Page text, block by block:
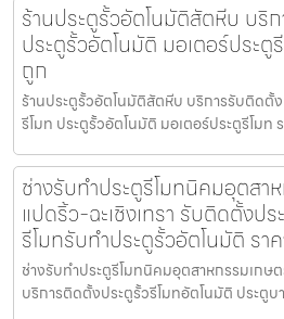
ร้านประตูรั้วอัตโนมัติสัตหีบ บริ
ประตูรั้วอัตโนมัติ มอเตอร์ประตู
ถูก
ร้านประตูรั้วอัตโนมัติสัตหีบ บริการรับติดตั้
รีโมท ประตูรั้วอัตโนมัติ มอเตอร์ประตูรีโมท
ช่างรับทำประตูรีโมทนิคมอุตสา
แปดริ้ว-ฉะเชิงเทรา รับติดตั้งป
รีโมทรับทำประตูรั้วอัตโนมัติ รา
ช่างรับทำประตูรีโมทนิคมอุตสาหกรรมเกษต
บริการติดตั้งประตูรั้วรีโมทอัตโนมัติ ประตูบ